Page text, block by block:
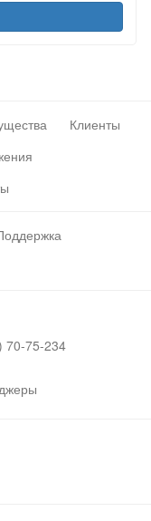
Клиенты
70-75-234